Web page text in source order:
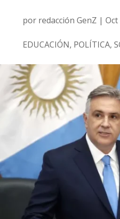
por redacción GenZ | Oct
EDUCACIÓN, POLÍTICA,